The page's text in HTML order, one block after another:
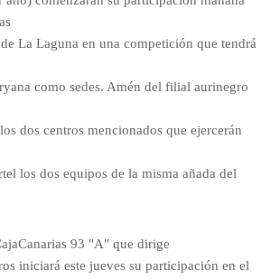
La Laguna en una competición que tendrá
como sedes. Amén del filial aurinegro
dos centros mencionados que ejercerán
los dos equipos de la misma añada del
93 "A" que dirige
iniciará este jueves su participación en el